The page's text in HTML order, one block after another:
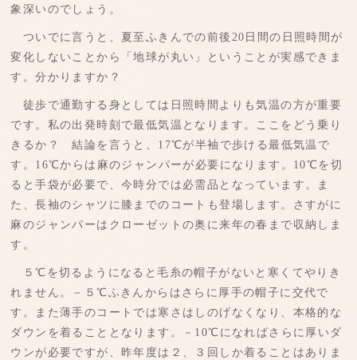
象深いのでしょう。
ついでに言うと、夏至ふきんでの前後20日間の日照時間が
変化しないことから「地球が丸い」ということが実感できま
す。分かりますか？
徒歩で通勤する身としては日照時間よりも気温の方が重要
です。私の出発時刻で最低気温となります。ここをどう乗り
きるか？ 結論を言うと、17℃が半袖で歩ける最低気温で
す。16℃からは麻のジャンパーが必要になります。10℃を切
ると手袋が必要で、今時分では必需品となっています。ま
た、長袖のシャツに膝までのコートも登場します。さすがに
麻のジャンパーはクローゼットの奥に来年の春まで収納しま
す。
５℃を切るようになると毛糸の帽子がないと寒くてやりき
れません。－５℃ふきんからはさらに厚手の帽子に交代で
す。また薄手のコートでは寒さはしのげなくなり、本格的な
ダウンを着ることとなります。－10℃になればさらに厚いダ
ウンが必要ですが、昨年度は２、３回しか着ることはありま